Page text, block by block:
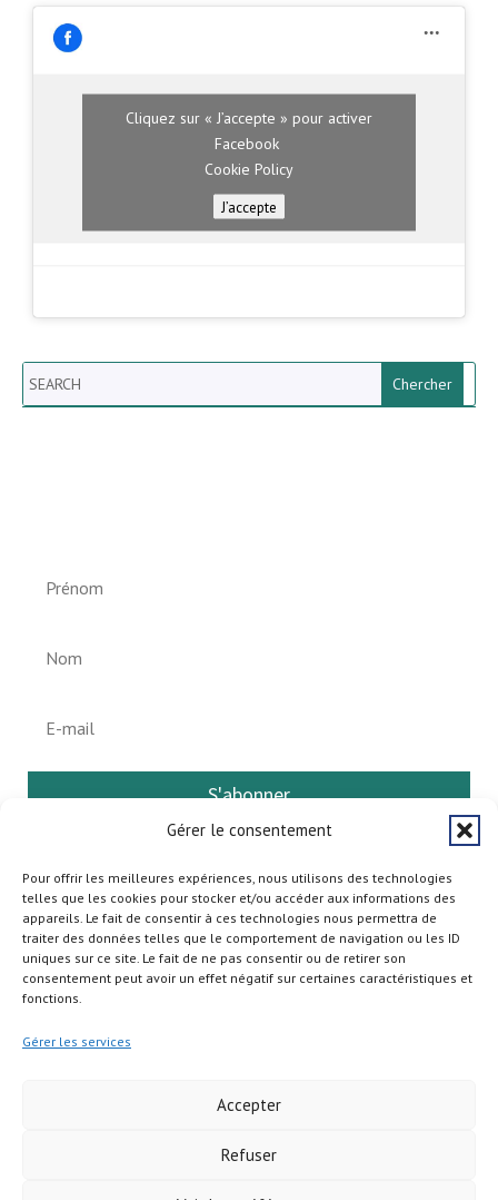
Gérer le consentement
Pour offrir les meilleures expériences, nous utilisons des technologies
telles que les cookies pour stocker et/ou accéder aux informations des
appareils. Le fait de consentir à ces technologies nous permettra de
traiter des données telles que le comportement de navigation ou les ID
uniques sur ce site. Le fait de ne pas consentir ou de retirer son
consentement peut avoir un effet négatif sur certaines caractéristiques et
fonctions.
Gérer les services
Accepter
Refuser
Cliquez sur « J’accepte » pour activer
Facebook
Cookie Policy
J’accepte
Search
S'abonner
Copyright © 2026